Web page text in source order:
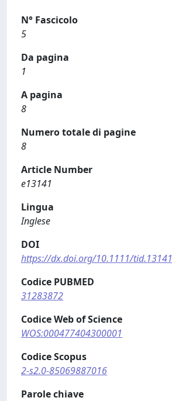
N° Fascicolo
5
Da pagina
1
A pagina
8
Numero totale di pagine
8
Article Number
e13141
Lingua
Inglese
DOI
https://dx.doi.org/10.1111/tid.13141
Codice PUBMED
31283872
Codice Web of Science
WOS:000477404300001
Codice Scopus
2-s2.0-85069887016
Parole chiave